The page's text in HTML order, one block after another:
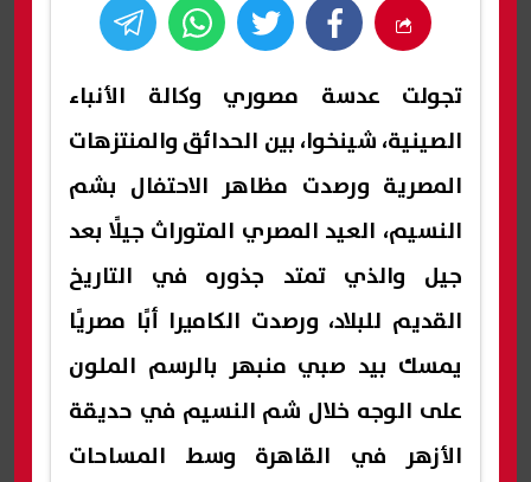
تجولت عدسة مصوري وكالة الأنباء
الصينية، شينخوا، بين الحدائق والمنتزهات
المصرية ورصدت مظاهر الاحتفال بشم
النسيم، العيد المصري المتوراث جيلًا بعد
جيل والذي تمتد جذوره في التاريخ
القديم للبلاد، ورصدت الكاميرا أبًا مصريًا
يمسك بيد صبي منبهر بالرسم الملون
على الوجه خلال شم النسيم في حديقة
الأزهر في القاهرة وسط المساحات